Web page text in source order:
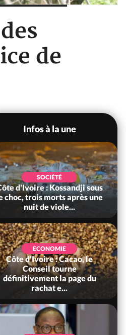
de
Infos à la une
SOCIÉTÉ
d'Ivoire : Kossandji sous
choc, trois morts après une
nuit de viole...
ECONOMIE
Côte d'Ivoire : Cacao, le
Conseil tourne
définitivement la page du
rachat e...